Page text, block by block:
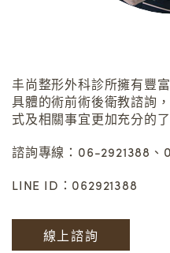
丰尚整形外科診所擁有豐
具體的術前術後衛教諮詢
式及相關事宜更加充分的了
諮詢專線：06-2921388、
LINE ID：062921388
線上諮詢